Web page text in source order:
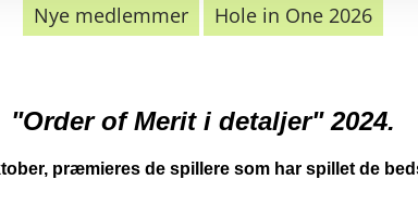
Nye medlemmer Hole in One 2026
"Order of Merit i detaljer" 2024.
præmieres de spillere som har spillet de